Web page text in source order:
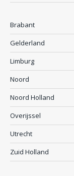
Brabant
Gelderland
Limburg
Noord
Noord Holland
Overijssel
Utrecht
Zuid Holland